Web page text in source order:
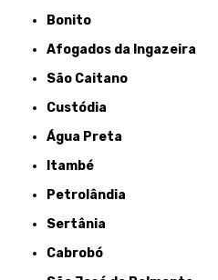
Bonito
Afogados da Ingazeira
São Caitano
Custódia
Água Preta
Itambé
Petrolândia
Sertânia
Cabrobó